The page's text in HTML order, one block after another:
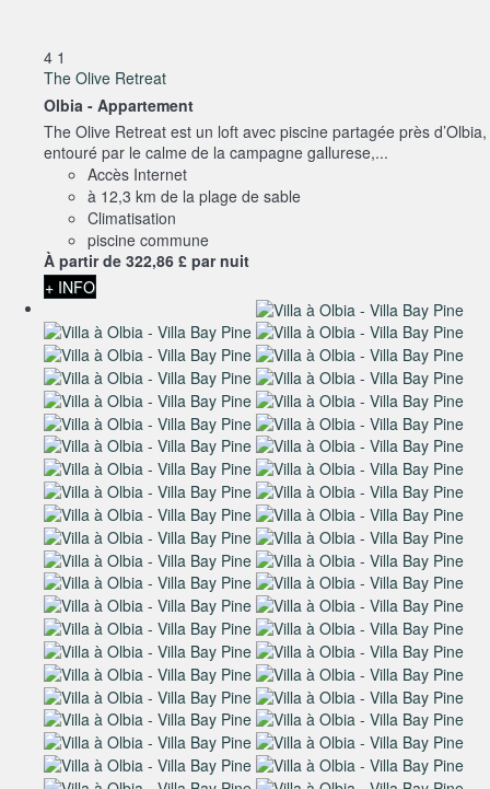
4 1
The Olive Retreat
Olbia - Appartement
The Olive Retreat est un loft avec piscine partagée près d’Olbia,
entouré par le calme de la campagne gallurese,...
Accès Internet
à 12,3 km de la plage de sable
Climatisation
piscine commune
À partir de 322,86 £ par nuit
+ INFO